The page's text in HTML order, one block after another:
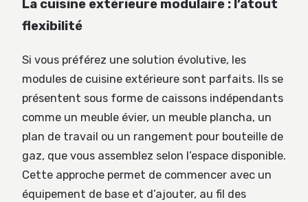
La cuisine extérieure modulaire : l’atout
flexibilité
Si vous préférez une solution évolutive, les
modules de cuisine extérieure sont parfaits. Ils se
présentent sous forme de caissons indépendants
comme un meuble évier, un meuble plancha, un
plan de travail ou un rangement pour bouteille de
gaz, que vous assemblez selon l’espace disponible.
Cette approche permet de commencer avec un
équipement de base et d’ajouter, au fil des